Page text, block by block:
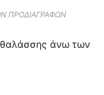
ΠΡΟΔΙΑΓΡΑΦΩΝ
θαλάσσης άνω των